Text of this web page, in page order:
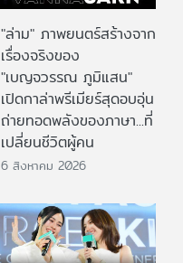
"ล่าม" ภาพยนตร์สร้างจาก
เรื่องจริงของ
"เบญจวรรณ ภูมิแสน"
เปิดกาล่าพรีเมียร์สุดอบอุ่น
ถ่ายทอดพลังของภาษา...ที่
เปลี่ยนชีวิตผู้คน
6 สิงหาคม 2026